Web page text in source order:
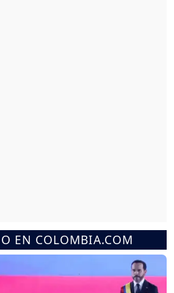
EN COLOMBIA.COM